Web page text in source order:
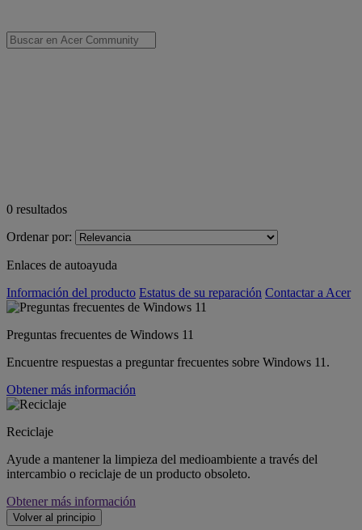
0 resultados
Ordenar por:
Enlaces de autoayuda
Información del producto Estatus de su reparación Contactar a Acer
Preguntas frecuentes de Windows 11
Encuentre respuestas a preguntar frecuentes sobre Windows 11.
Obtener más información
Reciclaje
Ayude a mantener la limpieza del medioambiente a través del
intercambio o reciclaje de un producto obsoleto.
Obtener más información
Volver al principio